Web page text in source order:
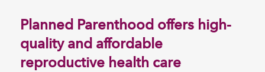
Planned Parenthood offers high-
quality and affordable
reproductive health care